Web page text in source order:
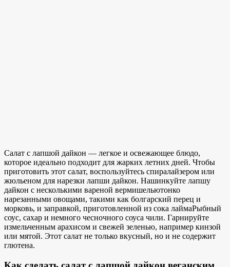
Салат с лапшой дайкон — легкое и освежающее блюдо,
которое идеально подходит для жарких летних дней. Чтобы
приготовить этот салат, воспользуйтесь спиралайзером или
жюльеном для нарезки лапши дайкон. Нашинкуйте лапшу
дайкон с несколькими вареной вермишельютонко
нарезанными овощами, такими как болгарский перец и
морковь, и заправкой, приготовленной из сока лаймаРыбный
соус, сахар и немного чесночного соуса чили. Гарнируйте
измельченным арахисом и свежей зеленью, например кинзой
или мятой. Этот салат не только вкусный, но и не содержит
глютена.